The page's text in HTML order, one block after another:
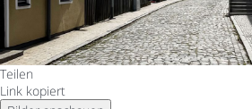
Teilen
Link kopiert